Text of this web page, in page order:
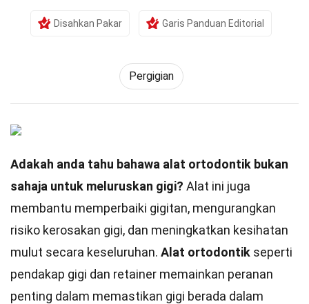
Disahkan Pakar Garis Panduan Editorial
Pergigian
Adakah anda tahu bahawa alat ortodontik bukan
sahaja untuk meluruskan gigi? Alat ini juga
membantu memperbaiki gigitan, mengurangkan
risiko kerosakan gigi, dan meningkatkan kesihatan
mulut secara keseluruhan. Alat ortodontik seperti
pendakap gigi dan retainer memainkan peranan
penting dalam memastikan gigi berada dalam